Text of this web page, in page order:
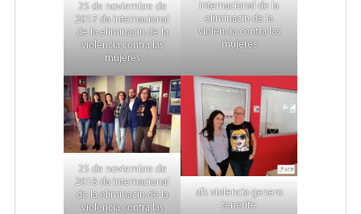
25 de noviembre de
2017 da internacional
de la eliminacin de la
violencia contra las
mujeres
internacional de la
eliminacin de la
violencia contra las
mujeres
25 de noviembre de
2018 da internacional
de la eliminacin de la
violencia contra las
afs violencia genero
tenerife